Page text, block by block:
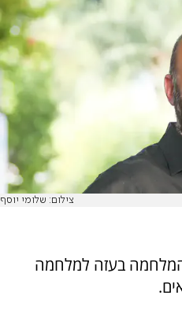
צילום: שלומי יוסף
המלחמה בעזה למלחמה